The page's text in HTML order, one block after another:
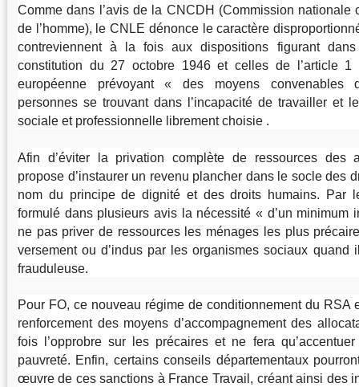
Comme dans l’avis de la CNCDH (Commission nationale
de l’homme), le CNLE dénonce le caractère
contreviennent à la fois aux dispositions figurant
constitution du 27 octobre 1946 et celles de l’article
européenne prévoyant «
des moyens convenables
personnes se trouvant dans l’incapacité de travailler et
sociale et professionnelle librement choisie .
Afin d’éviter la privation complète de ressources des
propose d’instaurer un revenu plancher dans le socle des
nom du principe de dignité et des droits humains. Par
formulé dans plusieurs avis la nécessité « d’un minimum
ne pas priver de ressources les ménages les plus
versement ou d’indus par les organismes sociaux quand
frauduleuse.
Pour FO, ce nouveau régime de conditionnement du RSA
renforcement des moyens d’accompagnement des
fois l’opprobre sur les précaires et ne fera
pauvreté. Enfin, certains conseils départementaux
œuvre de ces sanctions à France Travail, créant ainsi des